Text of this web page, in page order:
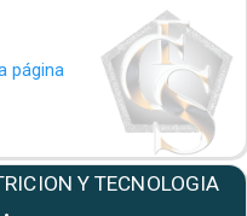
página
Y TECNOLOGIA